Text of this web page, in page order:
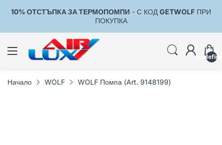
10% ОТСТЪПКА ЗА ТЕРМОПОМПИ - С КОД GETWOLF ПРИ
ПОКУПКА
Начало WOLF WOLF Помпа (Art. 9148199)